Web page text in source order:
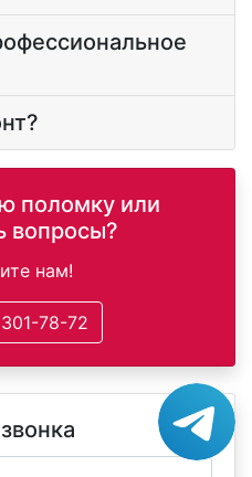
поломку или
вопросы?
нам!
78-72